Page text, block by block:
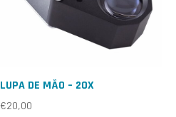
LUPA DE MÃO – 20X
€20,00